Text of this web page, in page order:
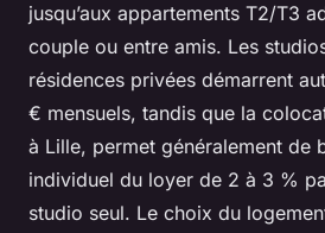
jusqu’aux appartements T2/T3
couple ou entre amis. Les
résidences privées démarrent
€ mensuels, tandis que la
à Lille, permet généralement de
individuel du loyer de 2 à 3 %
studio seul. Le choix du